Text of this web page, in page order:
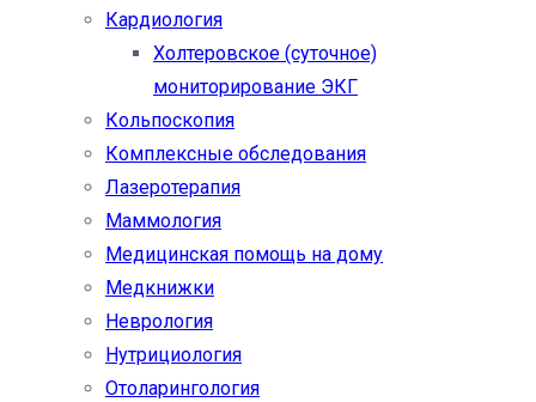
Кардиология
Холтеровское (суточное)
мониторирование ЭКГ
Кольпоскопия
Комплексные обследования
Лазеротерапия
Маммология
Медицинская помощь на дому
Медкнижки
Неврология
Нутрициология
Отоларингология